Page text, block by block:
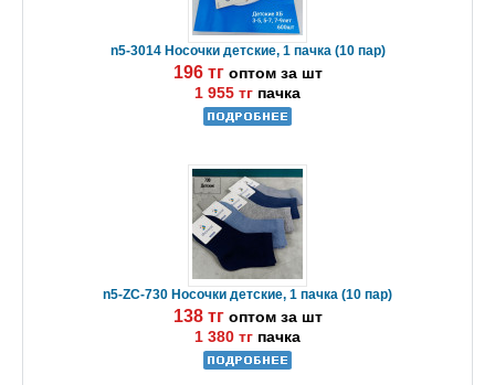
n5-3014 Носочки детские, 1 пачка (10 пар)
196 тг оптом за шт
1 955 тг пачка
n5-ZC-730 Носочки детские, 1 пачка (10 пар)
138 тг оптом за шт
1 380 тг пачка